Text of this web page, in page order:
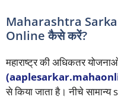
Maharashtra
Online कैसे करें?
महाराष्ट्र की अधिकतर
से किया जाता है। नीचे